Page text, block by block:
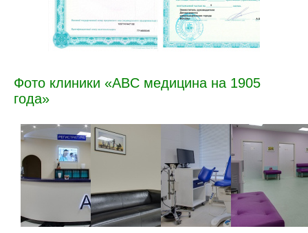
Фото клиники «ABC медицина на 1905
года»